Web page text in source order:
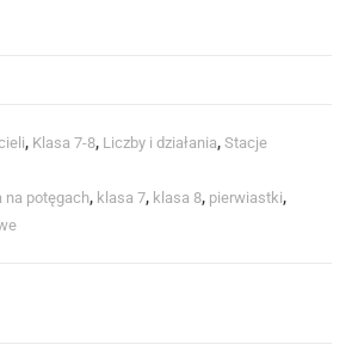
, Klasa 7-8, Liczby i działania,Stacje
na potęgach, klasa 7, klasa 8, pierwiastki,